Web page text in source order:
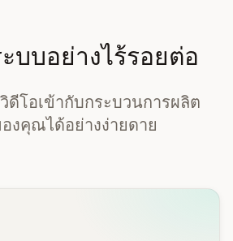
บบอย่างไร้รอยต่อ
ดีโอเข้ากับกระบวนการผลิต
งคุณได้อย่างง่ายดาย